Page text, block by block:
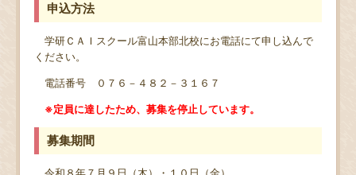
申込方法
学研ＣＡＩスクール富山本部北校にお電話にて申し込んで
ください。
電話番号 ０７６－４８２－３１６７
※定員に達したため、募集を停止しています。
募集期間